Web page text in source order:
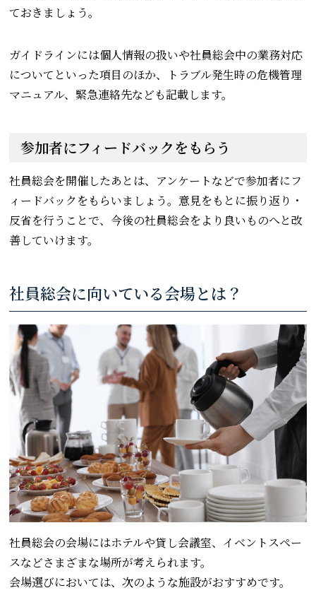
ておきましょう。
ガイドラインには個人情報の扱いや社員総会中の業務対応
についてといった項目のほか、トラブル発生時の危機管理
マニュアル、緊急連絡先なども記載します。
参加者にフィードバックをもらう
社員総会を開催したあとは、アンケートなどで参加者にフ
ィードバックをもらいましょう。意見をもとに振り返り・
反省を行うことで、今後の社員総会をより良いものへと改
善していけます。
社員総会に向いている会場とは？
社員総会の会場にはホテルや貸し会議室、イベントスペー
スなどさまざまな場所が考えられます。
会場選びにおいては、次のような施設がおすすめです。